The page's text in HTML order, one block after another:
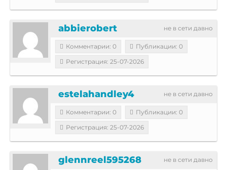
не в сети давно
abbierobert
Комментарии: 0
Публикации: 0
Регистрация: 25-07-2026
не в сети давно
estelahandley4
Комментарии: 0
Публикации: 0
Регистрация: 25-07-2026
не в сети давно
glennreel595268